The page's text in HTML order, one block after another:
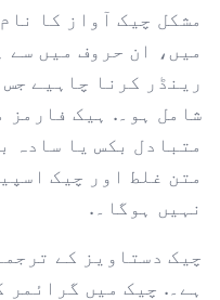
مشکل چیک آواز کا
میں، ان حروف میں سے
رینڈر کرنا چاہیے
شامل ہو۔. ہیک فارمز
متبادل بکس یا سادہ
متن غلط اور چیک
نہیں ہوگا۔.
چیک دستاویز کے
ہے۔. چیک میں گرائمر